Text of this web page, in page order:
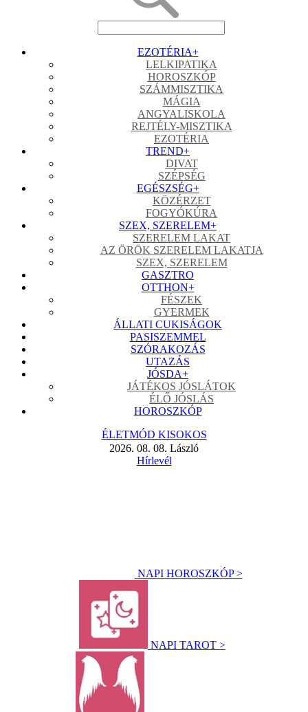
EZOTÉRIA+
LELKIPATIKA
HOROSZKÓP
SZÁMMISZTIKA
MÁGIA
ANGYALISKOLA
REJTÉLY-MISZTIKA
EZOTÉRIA
TREND+
DIVAT
SZÉPSÉG
EGÉSZSÉG+
KÖZÉRZET
FOGYÓKÚRA
SZEX, SZERELEM+
SZERELEM LAKAT
AZ ÖRÖK SZERELEM LAKATJA
SZEX, SZERELEM
GASZTRO
OTTHON+
FÉSZEK
GYERMEK
ÁLLATI CUKISÁGOK
PASISZEMMEL
SZÓRAKOZÁS
UTAZÁS
JÓSDA+
JÁTÉKOS JÓSLÁTOK
ÉLŐ JÓSLÁS
HOROSZKÓP
ÉLETMÓD KISOKOS
2026. 08. 08. László
Hírlevél
NAPI HOROSZKÓP >
NAPI TAROT >